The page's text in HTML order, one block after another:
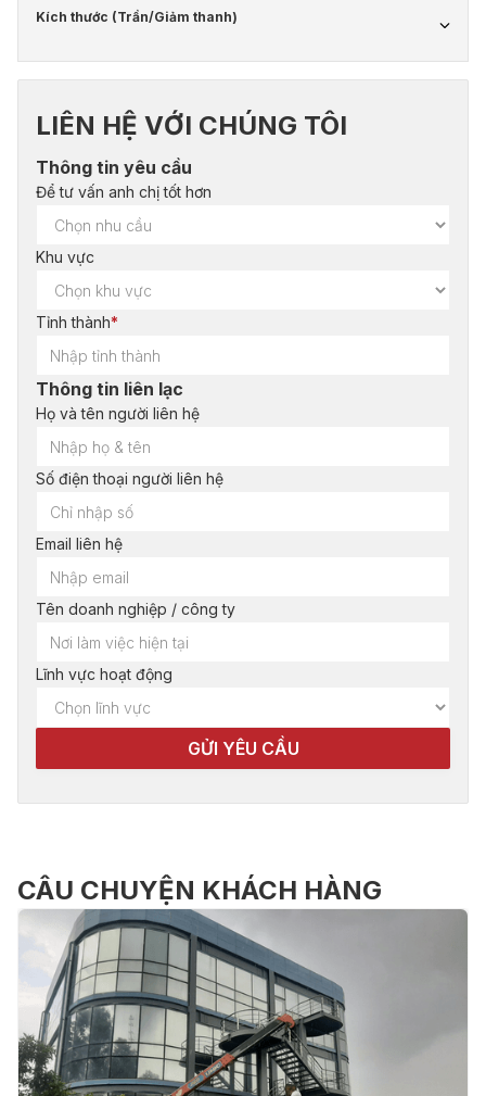
Kích thước (Trần/Giảm thanh)
LIÊN HỆ VỚI CHÚNG TÔI
Thông tin yêu cầu
Để tư vấn anh chị tốt hơn
Khu vực
Tỉnh thành*
Thông tin liên lạc
Họ và tên người liên hệ
Số điện thoại người liên hệ
Email liên hệ
Tên doanh nghiệp / công ty
Lĩnh vực hoạt động
CÂU CHUYỆN KHÁCH HÀNG